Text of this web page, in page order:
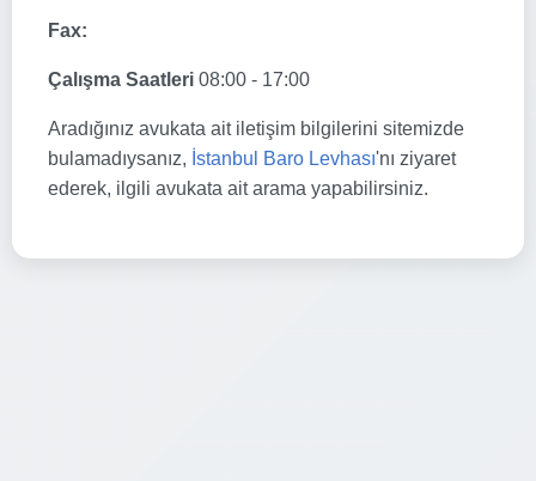
Fax:
Çalışma Saatleri 08:00 - 17:00
Aradığınız avukata ait iletişim bilgilerini sitemizde
bulamadıysanız, İstanbul Baro Levhası'nı ziyaret
ederek, ilgili avukata ait arama yapabilirsiniz.